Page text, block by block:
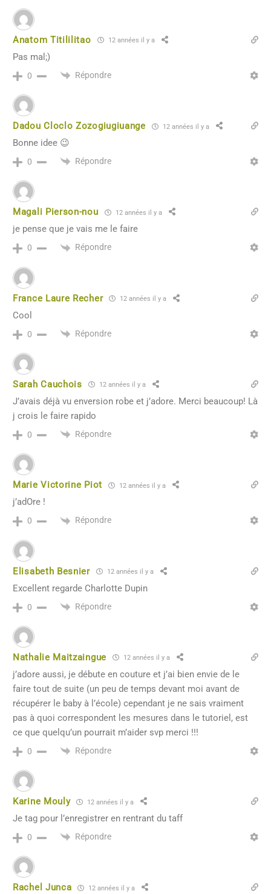
Anatom Titililitao 12 années il y a
Pas mal;)
0 Répondre
Dadou Cloclo Zozogiugiuange 12 années il y a
Bonne idee 😉
0 Répondre
Magali Pierson-nou 12 années il y a
je pense que je vais me le faire
0 Répondre
France Laure Recher 12 années il y a
Cool
0 Répondre
Sarah Cauchois 12 années il y a
J’avais déjà vu enversion robe et j’adore. Merci beaucoup! Là
j crois le faire rapido
0 Répondre
Marie Victorine Piot 12 années il y a
j’adOre !
0 Répondre
Elisabeth Besnier 12 années il y a
Excellent regarde Charlotte Dupin
0 Répondre
Nathalie Maitzaingue 12 années il y a
j’adore aussi, je débute en couture et j’ai bien envie de le
faire tout de suite (un peu de temps devant moi avant de
récupérer le baby à l’école) cependant je ne sais vraiment
pas à quoi correspondent les mesures dans le tutoriel, est
ce que quelqu’un pourrait m’aider svp merci !!!
0 Répondre
Karine Mouly 12 années il y a
Je tag pour l’enregistrer en rentrant du taff
0 Répondre
Rachel Junca 12 années il y a